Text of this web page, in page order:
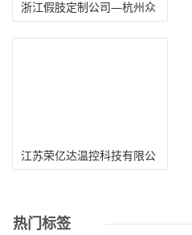
浙江假肢定制公司—杭州众
康康复辅具有
江苏荣亿达温控科技有限公
热门标签